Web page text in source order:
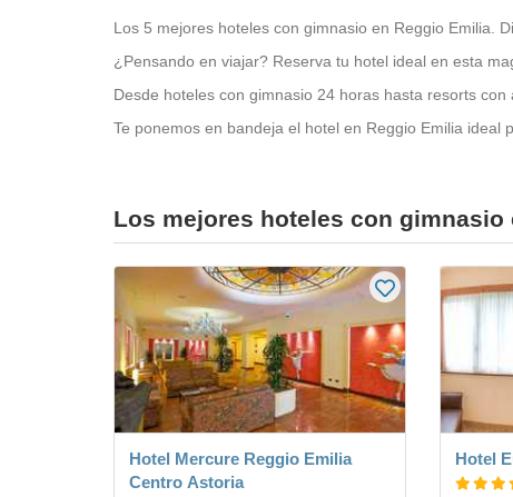
Los 5 mejores hoteles con gimnasio en Reggio Emilia.
¿Pensando en viajar? Reserva tu hotel ideal en esta
Desde hoteles con gimnasio 24 horas hasta resorts
Te ponemos en bandeja el hotel en Reggio Emilia ideal
Los mejores hoteles con gimnasio
Hotel Mercure Reggio Emilia
Centro Astoria
Hotel